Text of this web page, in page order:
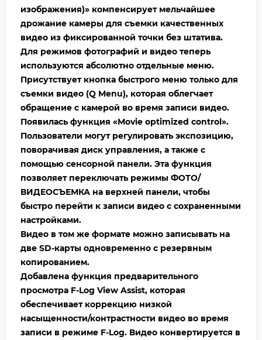
изображения)» компенсирует мельчайшее
дрожание камеры для съемки качественных
видео из фиксированной точки без штатива.
Для режимов фотографий и видео теперь
используются абсолютно отдельные меню.
Присутствует кнопка быстрого меню только для
съемки видео (Q Menu), которая облегчает
обращение с камерой во время записи видео.
Появилась функция «Movie optimized control».
Пользователи могут регулировать экспозицию,
поворачивая диск управления, а также с
помощью сенсорной панели. Эта функция
позволяет переключать режимы ФОТО/
ВИДЕОСЪЕМКА на верхней панели, чтобы
быстро перейти к записи видео с сохраненными
настройками.
Видео в том же формате можно записывать на
две SD-карты одновременно с резервным
копированием.
Добавлена функция предварительного
просмотра F-Log View Assist, которая
обеспечивает коррекцию низкой
насыщенности/контрастности видео во время
записи в режиме F-Log. Видео конвертируется в